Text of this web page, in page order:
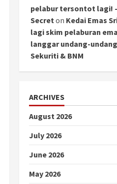
pelabur tersontot lagi!
Secret on Kedai Emas
lagi skim pelaburan
langgar undang-
Sekuriti & BNM
ARCHIVES
August 2026
July 2026
June 2026
May 2026